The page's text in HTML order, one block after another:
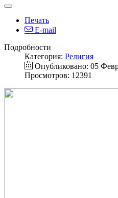
Печать
E-mail
Подробности
Категория: Религия
Опубликовано: 05
Просмотров: 12391